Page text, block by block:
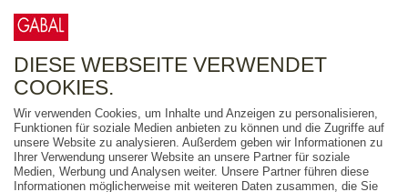
FREITEXT
AUSGABEART
DIESE WEBSEITE VERWENDET
COOKIES.
Wir verwenden Cookies, um Inhalte und Anzeigen zu personalisieren,
Funktionen für soziale Medien anbieten zu können und die Zugriffe auf
unsere Website zu analysieren. Außerdem geben wir Informationen zu
Ihrer Verwendung unserer Website an unsere Partner für soziale
Medien, Werbung und Analysen weiter. Unsere Partner führen diese
Informationen möglicherweise mit weiteren Daten zusammen, die Sie